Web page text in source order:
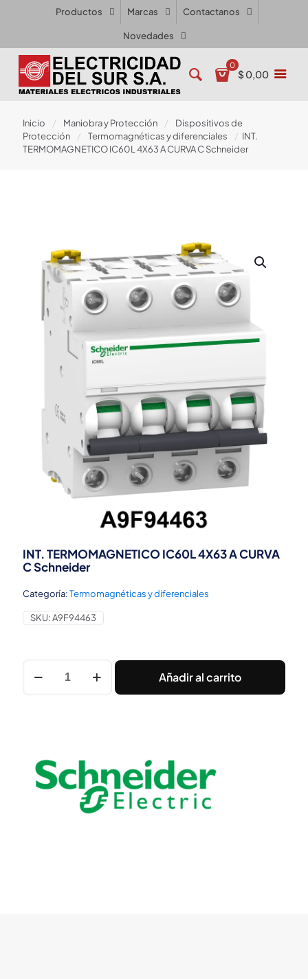
Productos Marcas Contactanos
Novedades
0
$ 0,00
Inicio / Maniobra y Protección /
Dispositivos de
Protección
/ Termomagnéticas y diferenciales / INT.
TERMOMAGNETICO IC60L 4X63 A CURVA C Schneider
INT. TERMOMAGNETICO IC60L 4X63 A CURVA
C Schneider
Categoría:Termomagnéticas y diferenciales
SKU:A9F94463
INT.
TERMOMAGNETICO
IC60L
cantidad
Añadir al carrito